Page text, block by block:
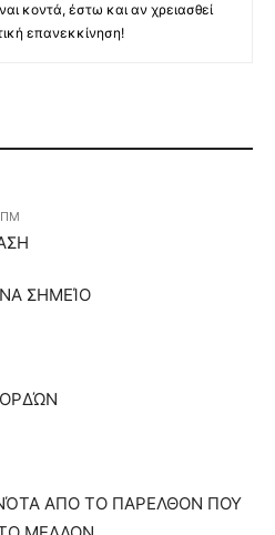
κοντά, έστω και αν χρειασθεί
επανεκκίνηση!
ΠΜ
ΣΗΜΕΊΟ
ΑΠΟ ΤΟ ΠΑΡΕΛΘΟΝ ΠΟΥ